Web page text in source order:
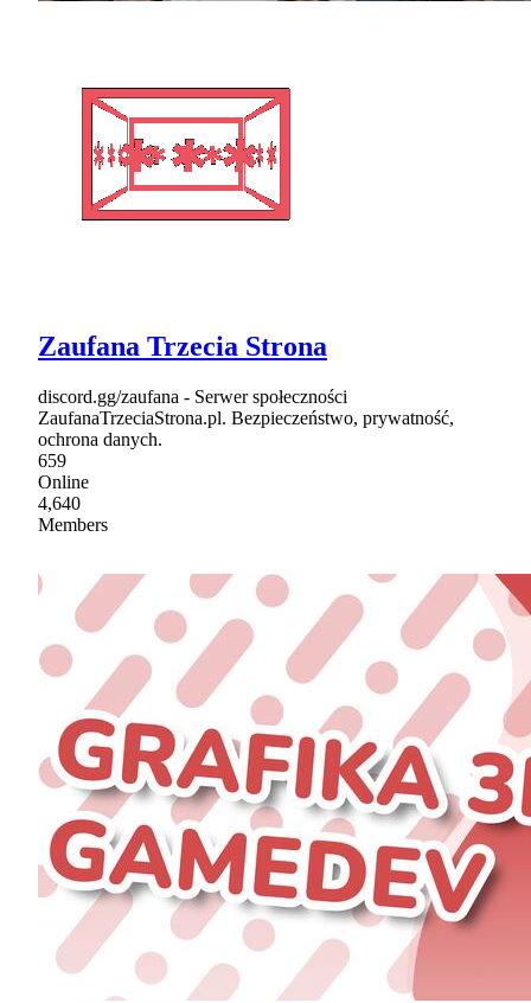
Zaufana Trzecia Strona
discord.gg/zaufana - Serwer społeczności
ZaufanaTrzeciaStrona.pl. Bezpieczeństwo, prywatność,
ochrona danych.
659
Online
4,640
Members